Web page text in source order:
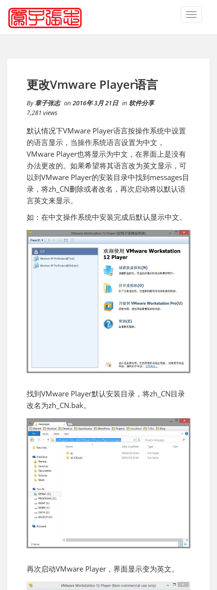
TOGGLE
更改Vmware Player语言
By章子张志 on 2016年 3月 21日 in 软件分享
7,281 views
默认情况下VMware Player语言按操作系统中设置
的语言显示，当操作系统语言设置为中文，
VMware Player也将显示为中文，在界面上是没有
办法更改的。如果希望将其语言改为英文显示，可
以到VMware Player的安装目录中找到messages目
录，将zh_CN删除或者改名，再次启动将以默认语
言英文来显示。
如：在中文操作系统中安装完成后默认显示中文。
找到VMware Player默认安装目录，将zh_CN目录
改名为zh_CN.bak。
再次启动VMware Player，界面显示变为英文。